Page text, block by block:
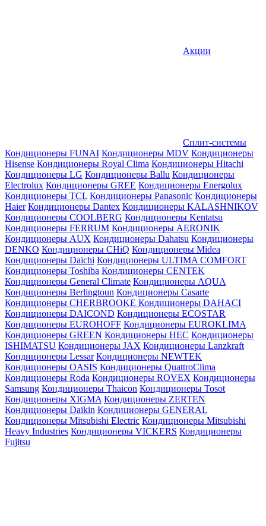
Акции
Сплит-системы
Кондиционеры FUNAI Кондиционеры MDV Кондиционеры
Hisense Кондиционеры Royal Clima Кондиционеры Hitachi
Кондиционеры LG Кондиционеры Ballu Кондиционеры
Electrolux Кондиционеры GREE Кондиционеры Energolux
Кондиционеры TCL Кондиционеры Panasonic Кондиционеры
Haier Кондиционеры Dantex Кондиционеры KALASHNIKOV
Кондиционеры СOOLBERG Кондиционеры Kentatsu
Кондиционеры FERRUM Кондиционеры AERONIK
Кондиционеры AUX Кондиционеры Dahatsu Кондиционеры
DENKO Кондиционеры CHiQ Кондиционеры Midea
Кондиционеры Daichi Кондиционеры ULTIMA COMFORT
Кондиционеры Toshiba Кондиционеры CENTEK
Кондиционеры General Climate Кондиционеры AQUA
Кондиционеры Berlingtoun Кондиционеры Casarte
Кондиционеры CHERBROOKE Кондиционеры DAHACI
Кондиционеры DAICOND Кондиционеры ECOSTAR
Кондиционеры EUROHOFF Кондиционеры EUROKLIMA
Кондиционеры GREEN Кондиционеры HEC Кондиционеры
ISHIMATSU Кондиционеры JAX Кондиционеры Lanzkraft
Кондиционеры Lessar Кондиционеры NEWTEK
Кондиционеры OASIS Кондиционеры QuattroClima
Кондиционеры Roda Кондиционеры ROVEX Кондиционеры
Samsung Кондиционеры Thaicon Кондиционеры Tosot
Кондиционеры XIGMA Кондиционеры ZERTEN
Кондиционеры Daikin Кондиционеры GENERAL
Кондиционеры Mitsubishi Electric Кондиционеры Mitsubishi
Heavy Industries Кондиционеры VICKERS Кондиционеры
Fujitsu